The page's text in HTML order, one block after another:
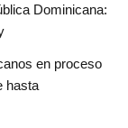
Dominicana:
en proceso
hasta